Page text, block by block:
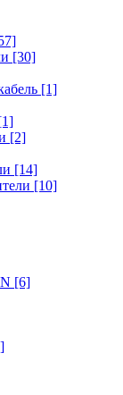
[30]
[1]
[2]
[14]
[10]
[6]